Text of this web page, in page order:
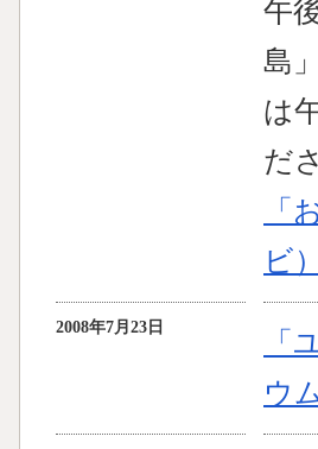
午
島
は
だ
「
ビ
2008年7月23日
「
ウ